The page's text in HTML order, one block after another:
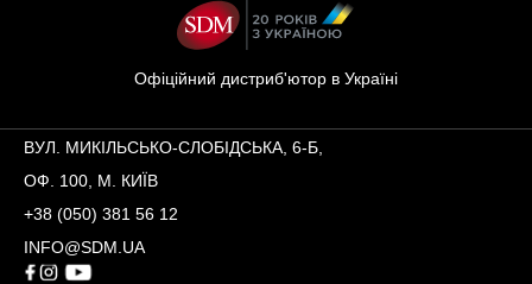
Офіційний дистриб'ютор в Україні
ВУЛ. МИКІЛЬСЬКО-СЛОБІДСЬКА, 6-Б,
ОФ. 100, М. КИЇВ
+38 (050) 381 56 12
INFO@SDM.UA